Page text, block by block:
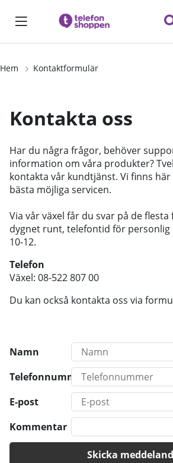
Hem Kontaktformulär
Kontakta oss
Har du några frågor, behöver
information om våra produkter?
kontakta vår kundtjänst. Vi finns
bästa möjliga servicen.
Via vår växel får du svar på de
dygnet runt, telefontid för personlig
10-12.
Telefon
Växel: 08-522 807 00
Du kan också kontakta oss via
Namn
Telefonnummer
E-post
Kommentar
Skicka